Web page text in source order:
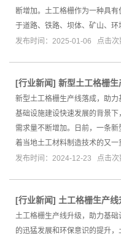
断增加。土工格栅作为一种具
于道路、铁路、坝体、矿山、环
发布时间：2025-01-06 点击次
[行业新闻] 新型土工格栅
新型土工格栅生产线落成，助
基础设施建设快速发展的背景
需求量不断增加。日前，一条
着当地土工材料制造技术的又一
发布时间：2024-12-23 点击次
[行业新闻] 土工格栅生产
土工格栅生产线升级，助力基
的迅猛发展和环保意识的提升